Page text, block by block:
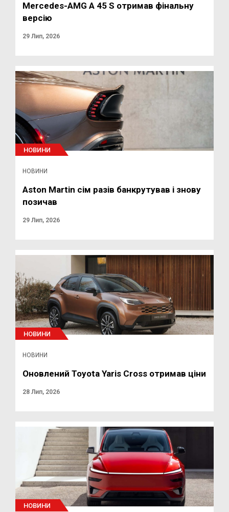
Mercedes-AMG A 45 S отримав фінальну
версію
29 Лип, 2026
НОВИНИ
НОВИНИ
Aston Martin сім разів банкрутував і знову
позичав
29 Лип, 2026
НОВИНИ
НОВИНИ
Оновлений Toyota Yaris Cross отримав ціни
28 Лип, 2026
НОВИНИ